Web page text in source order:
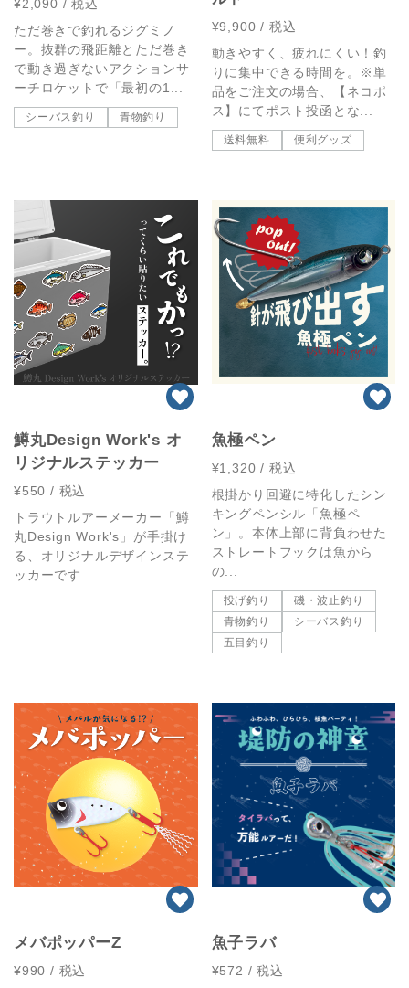
¥2,090 / 税込
ただ巻きで釣れるジグミノ
ー。抜群の飛距離とただ巻き
で動き過ぎないアクションサ
ーチロケットで「最初の1...
シーバス釣り 青物釣り
¥9,900 / 税込
動きやすく、疲れにくい！釣
りに集中できる時間を。※単
品をご注文の場合、【ネコポ
ス】にてポスト投函とな...
送料無料 便利グッズ
鱒丸Design Work's オ
リジナルステッカー
¥550 / 税込
トラウトルアーメーカー「鱒
丸Design Work's」が手掛け
る、オリジナルデザインステ
ッカーです...
魚極ペン
¥1,320 / 税込
根掛かり回避に特化したシン
キングペンシル「魚極ペ
ン」。本体上部に背負わせた
ストレートフックは魚から
の...
投げ釣り
磯・波止釣り
青物釣り
シーバス釣り
五目釣り
メバポッパーZ
¥990 / 税込
魚子ラバ
¥572 / 税込